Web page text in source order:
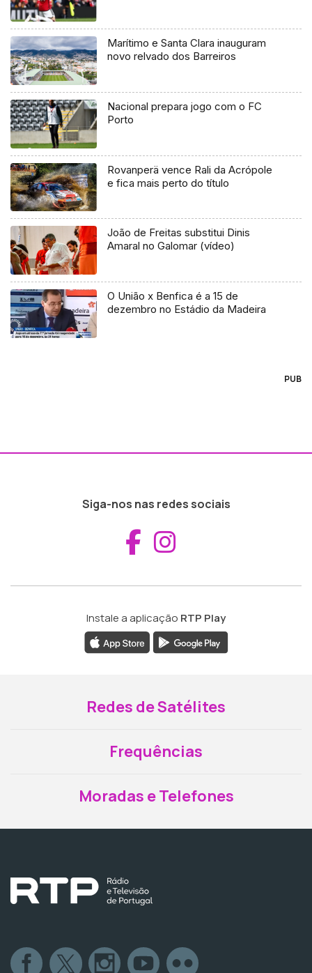
Marítimo e Santa Clara inauguram
novo relvado dos Barreiros
Nacional prepara jogo com o FC
Porto
Rovanperä vence Rali da Acrópole
e fica mais perto do título
João de Freitas substitui Dinis
Amaral no Galomar (vídeo)
O União x Benfica é a 15 de
dezembro no Estádio da Madeira
PUB
Siga-nos nas redes sociais
Aceder ao
Instale a aplicação RTP Play
Redes de Satélites
Frequências
Moradas e Telefones